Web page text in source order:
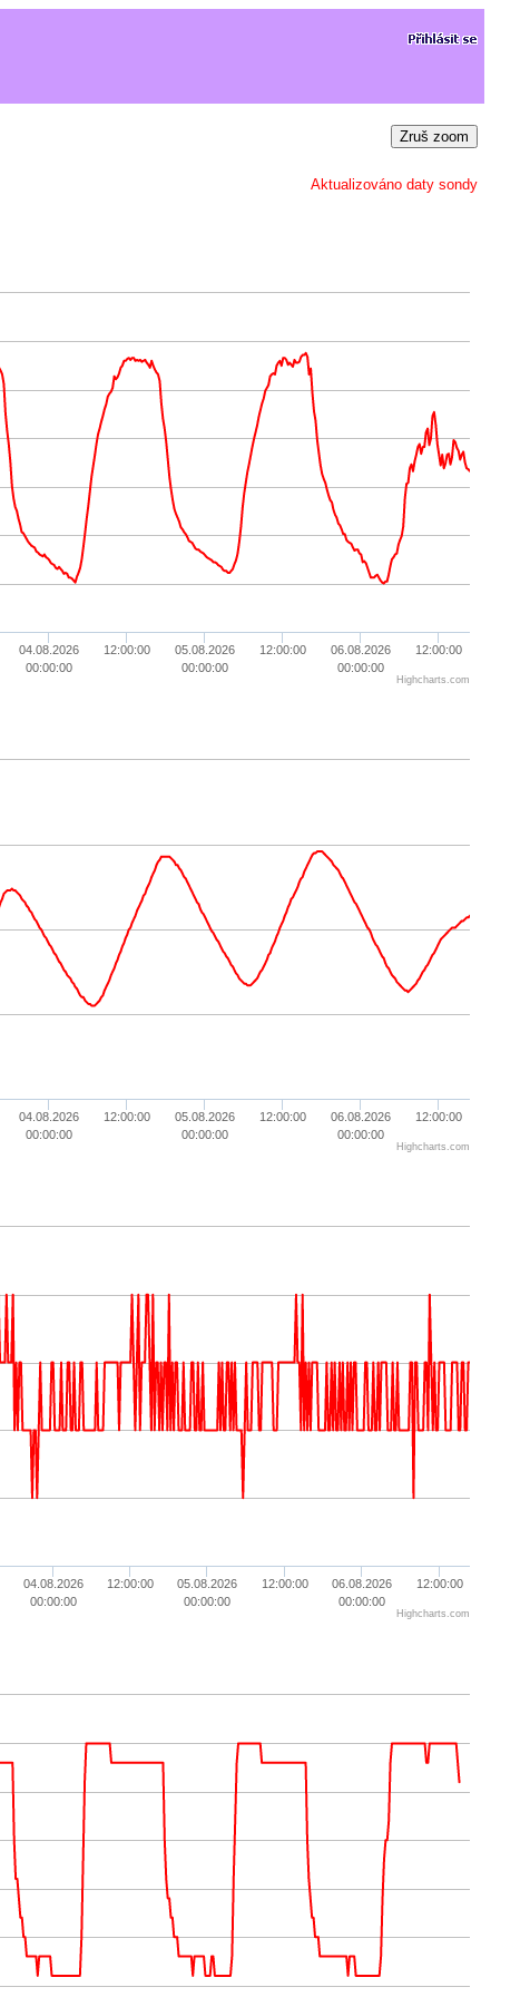
Zruš zoom
Aktualizováno daty sondy
04.08.2026
00:00:00
12:00:00
05.08.2026
00:00:00
12:00:00
06.08.2026
00:00:00
12:00:00
Highcharts.com
04.08.2026
00:00:00
12:00:00
05.08.2026
00:00:00
12:00:00
06.08.2026
00:00:00
12:00:00
Highcharts.com
04.08.2026
00:00:00
12:00:00
05.08.2026
00:00:00
12:00:00
06.08.2026
00:00:00
12:00:00
Highcharts.com